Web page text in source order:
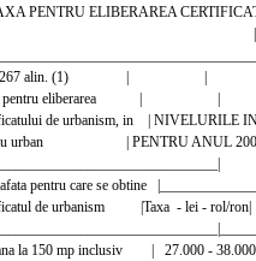
PENTRU ELIBERAREA
|
267 alin. (1) |
pentru
de urbanism, in | NIVELURILE
urban | PENTRU ANUL 2005
pentru care se obtine
de urbanism |Taxa - lei - rol/
la 150 mp inclusiv | 27.000 -